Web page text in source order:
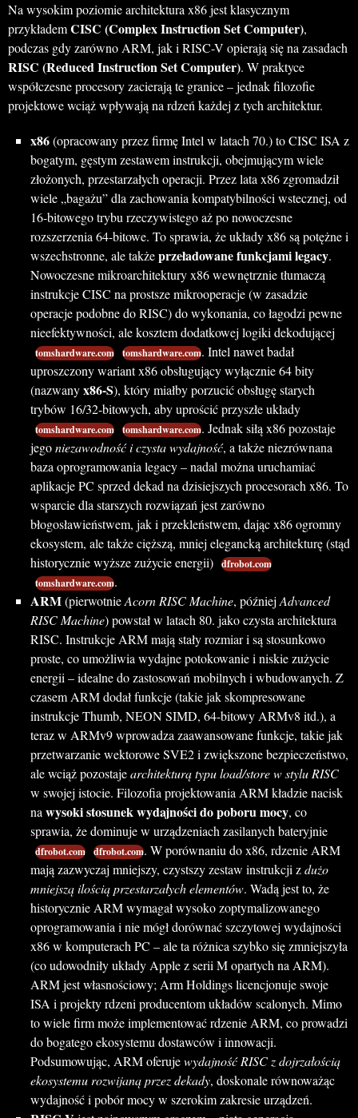
Na wysokim poziomie architektura x86 jest klasycznym
przykłademCISC (Complex Instruction Set Computer),
podczas gdy zarówno ARM, jak i RISC-V opierają się na zasadach
RISC (Reduced Instruction Set Computer). W praktyce
współczesne procesory zacierają te granice – jednak filozofie
projektowe wciąż wpływają na rdzeń każdej z tych architektur.
x86(opracowany przez firmę Intel w latach 70.) to CISC ISA z
bogatym, gęstym zestawem instrukcji, obejmującym wiele
złożonych, przestarzałych operacji. Przez lata x86 zgromadził
wiele „bagażu” dla zachowania kompatybilności wstecznej, od
16-bitowego trybu rzeczywistego aż po nowoczesne
rozszerzenia 64-bitowe. To sprawia, że układy x86 są potężne i
wszechstronne, ale takżeprzeładowane funkcjami legacy.
Nowoczesne mikroarchitektury x86 wewnętrznie tłumaczą
instrukcje CISC na prostsze mikrooperacje (w zasadzie
operacje podobne do RISC) do wykonania, co łagodzi pewne
nieefektywności, ale kosztem dodatkowej logiki dekodującej
tomshardware.com tomshardware.com. Intel nawet badał
uproszczony wariant x86 obsługujący wyłącznie 64 bity
(nazwanyx86-S), który miałby porzucić obsługę starych
trybów 16/32-bitowych, aby uprościć przyszłe układy
tomshardware.com tomshardware.com. Jednak siłą x86 pozostaje
jegoniezawodność i czysta wydajność, a także niezrównana
baza oprogramowania legacy – nadal można uruchamiać
aplikacje PC sprzed dekad na dzisiejszych procesorach x86. To
wsparcie dla starszych rozwiązań jest zarówno
błogosławieństwem, jak i przekleństwem, dając x86 ogromny
ekosystem, ale także cięższą, mniej elegancką architekturę (stąd
historycznie wyższe zużycie energii) dfrobot.com
tomshardware.com.
ARM(pierwotnieAcorn RISC Machine, późniejAdvanced
RISC Machine) powstał w latach 80. jako czysta architektura
RISC. Instrukcje ARM mają stały rozmiar i są stosunkowo
proste, co umożliwia wydajne potokowanie i niskie zużycie
energii – idealne do zastosowań mobilnych i wbudowanych. Z
czasem ARM dodał funkcje (takie jak skompresowane
instrukcje Thumb, NEON SIMD, 64-bitowy ARMv8 itd.), a
teraz w ARMv9 wprowadza zaawansowane funkcje, takie jak
przetwarzanie wektorowe SVE2 i zwiększone bezpieczeństwo,
ale wciąż pozostajearchitekturą typu load/store w stylu RISC
w swojej istocie. Filozofia projektowania ARM kładzie nacisk
nawysoki stosunek wydajności do poboru mocy, co
sprawia, że dominuje w urządzeniach zasilanych bateryjnie
dfrobot.com dfrobot.com. W porównaniu do x86, rdzenie ARM
mają zazwyczaj mniejszy, czystszy zestaw instrukcji zdużo
mniejszą ilością przestarzałych elementów. Wadą jest to, że
historycznie ARM wymagał wysoko zoptymalizowanego
oprogramowania i nie mógł dorównać szczytowej wydajności
x86 w komputerach PC – ale ta różnica szybko się zmniejszyła
(co udowodniły układy Apple z serii M opartych na ARM).
ARM jest własnościowy; Arm Holdings licencjonuje swoje
ISA i projekty rdzeni producentom układów scalonych. Mimo
to wiele firm może implementować rdzenie ARM, co prowadzi
do bogatego ekosystemu dostawców i innowacji.
Podsumowując, ARM oferujewydajność RISC z dojrzałością
ekosystemu rozwijaną przez dekady, doskonale równoważąc
wydajność i pobór mocy w szerokim zakresie urządzeń.